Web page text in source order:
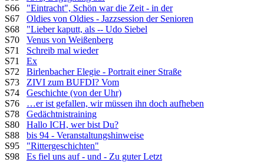
S66 "Eintracht", Schön war die Zeit - in der
S67 Oldies von Oldies - Jazzsession der Senioren
S68 "Lieber kaputt, als -- Udo Siebel
S70 Venus von Weißenberg
S71 Schreib mal wieder
S71 Ex
S72 Birlenbacher Elegie - Portrait einer Straße
S73 ZIVI zum BUFDI? Vom
S74 Geschichte (von der Uhr)
S76 …er ist gefallen, wir müssen ihn doch aufheben
S78 Gedächtnistraining
S80 Hallo ICH, wer bist Du?
S88 bis 94 - Veranstaltungshinweise
S95 "Rittergeschichten"
S98 Es fiel uns auf - und - Zu guter Letzt